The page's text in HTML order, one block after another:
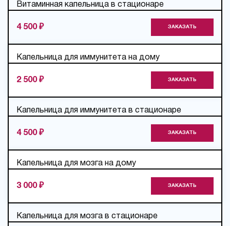
Витаминная капельница в стационаре
4 500 ₽ ЗАКАЗАТЬ
Капельница для иммунитета на дому
2 500 ₽ ЗАКАЗАТЬ
Капельница для иммунитета в стационаре
4 500 ₽ ЗАКАЗАТЬ
Капельница для мозга на дому
3 000 ₽ ЗАКАЗАТЬ
Капельница для мозга в стационаре